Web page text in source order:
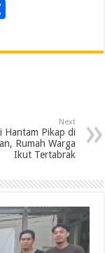
a
Next
Hantam Pikap di
Rumah Warga
Ikut Tertabrak